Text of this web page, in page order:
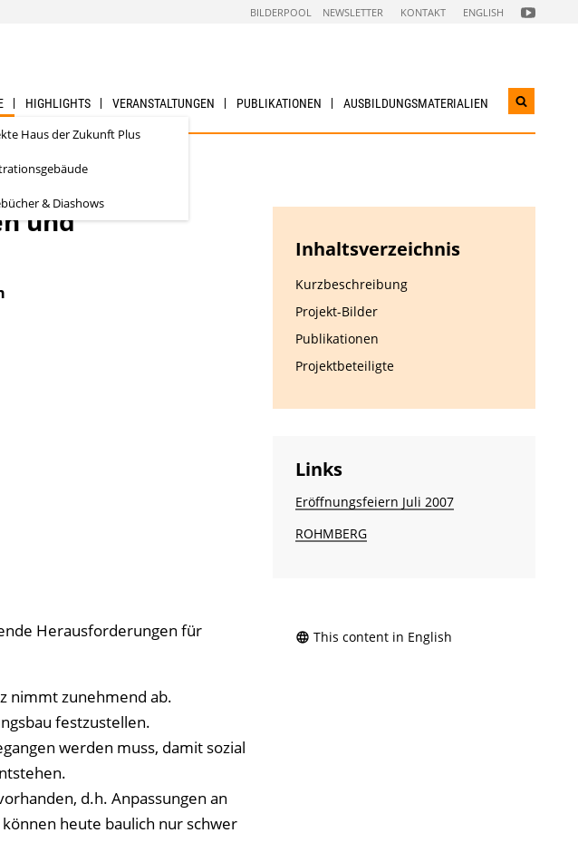
BILDERPOOL NEWSLETTER KONTAKT ENGLISH FOLGEN
SIE
Haus der Zukunft Plus
& Diashows
HIGHLIGHTS VERANSTALTUNGEN PUBLIKATIONEN AUSBILDUNGS­MATERIALIEN
und
Herausforderungen für
nimmt zunehmend ab.
festzustellen.
werden muss, damit sozial
d.h. Anpassungen an
heute baulich nur schwer
Inhaltsverzeichnis
Kurzbeschreibung
Projekt-Bilder
Publikationen
Projektbeteiligte
Links
Eröffnungsfeiern Juli 2007
ROHMBERG
This content in English